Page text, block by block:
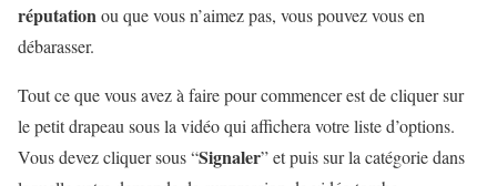
réputationou que vous n’aimez pas, vous pouvez vous en
débarasser.
Tout ce que vous avez à faire pour commencer est de cliquer sur
le petit drapeau sous la vidéo qui affichera votre liste d’options.
Vous devez cliquer sous “Signaler” et puis sur la catégorie dans